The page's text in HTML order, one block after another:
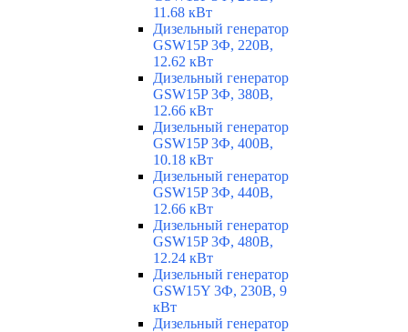
11.68 кВт
Дизельный генератор
GSW15P 3Ф, 220В,
12.62 кВт
Дизельный генератор
GSW15P 3Ф, 380В,
12.66 кВт
Дизельный генератор
GSW15P 3Ф, 400В,
10.18 кВт
Дизельный генератор
GSW15P 3Ф, 440В,
12.66 кВт
Дизельный генератор
GSW15P 3Ф, 480В,
12.24 кВт
Дизельный генератор
GSW15Y 3Ф, 230В, 9
кВт
Дизельный генератор